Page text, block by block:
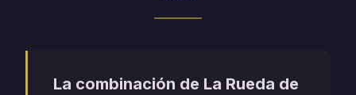
La combinación de La Rueda de